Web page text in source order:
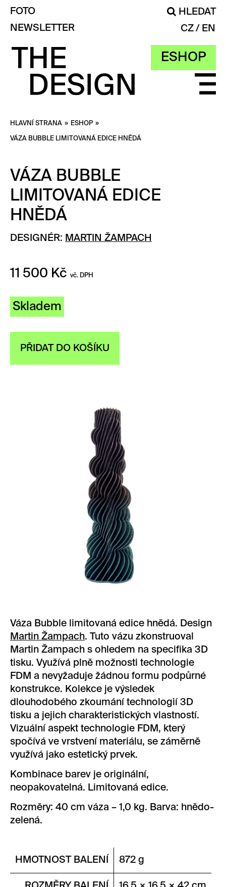
ESHOP
FOTO
HLEDAT
NEWSLETTER
CZ EN
HLAVNÍ STRANA » ESHOP »
VÁZA BUBBLE LIMITOVANÁ EDICE HNĚDÁ
VÁZA BUBBLE
LIMITOVANÁ EDICE
HNĚDÁ
DESIGNÉR: MARTIN ŽAMPACH
11 500 Kč vč. DPH
Skladem
PŘIDAT DO KOŠÍKU
Váza Bubble limitovaná edice hnědá. Design
Martin Žampach. Tuto vázu zkonstruoval
Martin Žampach s ohledem na specifika 3D
tisku. Využívá plně možnosti technologie
FDM a nevyžaduje žádnou formu podpůrné
konstrukce. Kolekce je výsledek
dlouhodobého zkoumání technologií 3D
tisku a jejich charakteristických vlastností.
Vizuální aspekt technologie FDM, který
spočívá ve vrstvení materiálu, se záměrně
využívá jako estetický prvek.
Kombinace barev je originální,
neopakovatelná. Limitovaná edice.
Rozměry: 40 cm váza – 1,0 kg. Barva: hnědo-
zelená.
HMOTNOST BALENÍ 872 g